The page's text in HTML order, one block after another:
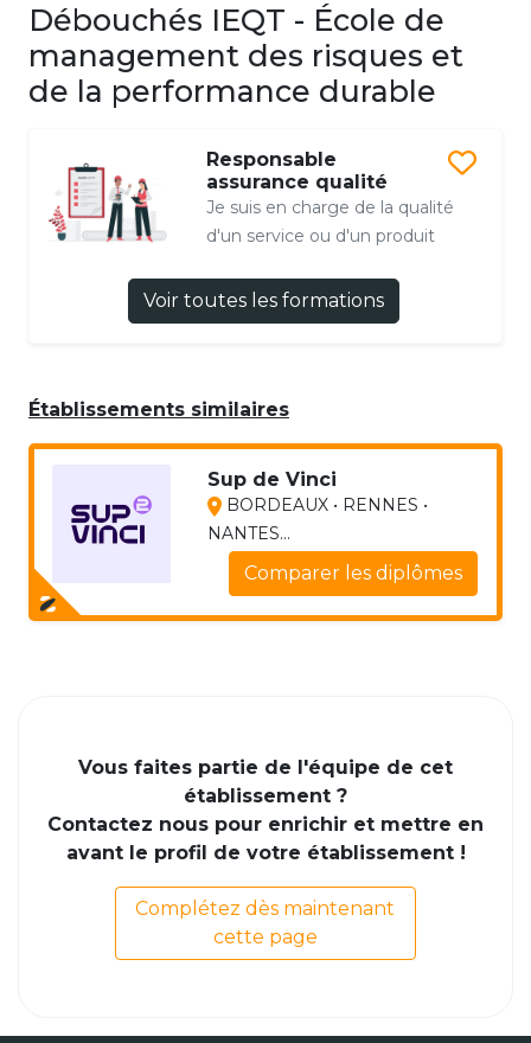
Débouchés IEQT - École de
management des risques et
de la performance durable
Responsable
assurance qualité
Je suis en charge de la qualité
d'un service ou d'un produit
Voir toutes les formations
Établissements similaires
Sup de Vinci
BORDEAUX • RENNES •
NANTES...
Comparer les diplômes
Vous faites partie de l'équipe de cet
établissement ?
Contactez nous pour enrichir et mettre en
avant le profil de votre établissement !
Complétez dès maintenant
cette page